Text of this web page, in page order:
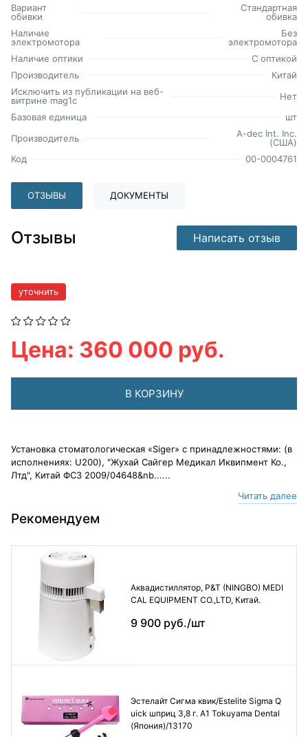
Вариант
обивки
Стандартная
обивка
Наличие
электромотора
Без
электромотора
Наличие оптики
С оптикой
Производитель
Китай
Исключить из публикации на веб-
витрине mag1c
Нет
Базовая единица
шт
Производитель
A-dec Int. Inc.
(США)
Код
00-0004761
ОТЗЫВЫ ДОКУМЕНТЫ
Отзывы Написать отзыв
уточнить
Цена: 360 000 руб.
В КОРЗИНУ
Установка стоматологическая «Siger» с принадлежностями: (в
исполнениях: U200), "Жухай Сайгер Медикал Иквипмент Ко.,
Лтд", Китай ФСЗ 2009/04648&nb......
Читать далее
Рекомендуем
Аквадистиллятор, P&T (NINGBO) MEDI
CAL EQUIPMENT CO.,LTD, Китай.
9 900 руб./шт
Эстелайт Сигма квик/Estelite Sigma Q
uick шприц 3,8 г. А1 Tokuyama Dental
(Япония)/13170